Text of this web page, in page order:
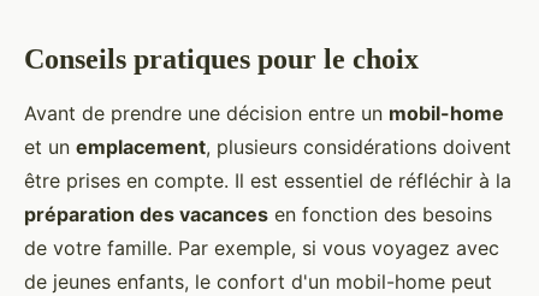
Conseils pratiques pour le choix
Avant de prendre une décision entre un mobil-home
et un emplacement, plusieurs considérations doivent
être prises en compte. Il est essentiel de réfléchir à la
préparation des vacances en fonction des besoins
de votre famille. Par exemple, si vous voyagez avec
de jeunes enfants, le confort d'un mobil-home peut